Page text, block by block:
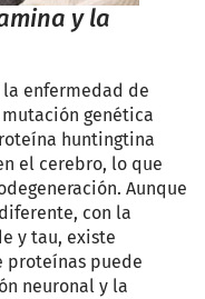
y la
enfermedad de
genética
huntingtina
el cerebro, lo que
Aunque
con la
y tau, existe
proteínas puede
neuronal y la